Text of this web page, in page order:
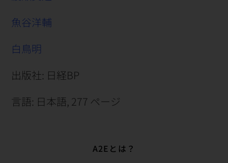
魚谷洋輔
白鳥明
出版社: 日経BP
言語: 日本語, 277 ページ
A2Eとは？​